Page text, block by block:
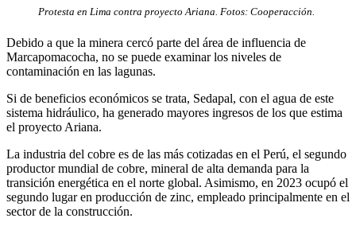
Protesta en Lima contra proyecto Ariana. Fotos: Cooperacción.
Debido a que la minera cercó parte del área de influencia de
Marcapomacocha, no se puede examinar los niveles de
contaminación en las lagunas.
Si de beneficios económicos se trata, Sedapal, con el agua de este
sistema hidráulico, ha generado mayores ingresos de los que estima
el proyecto Ariana.
La industria del cobre es de las más cotizadas en el Perú, el segundo
productor mundial de cobre, mineral de alta demanda para la
transición energética en el norte global. Asimismo, en 2023 ocupó el
segundo lugar en producción de zinc, empleado principalmente en el
sector de la construcción.